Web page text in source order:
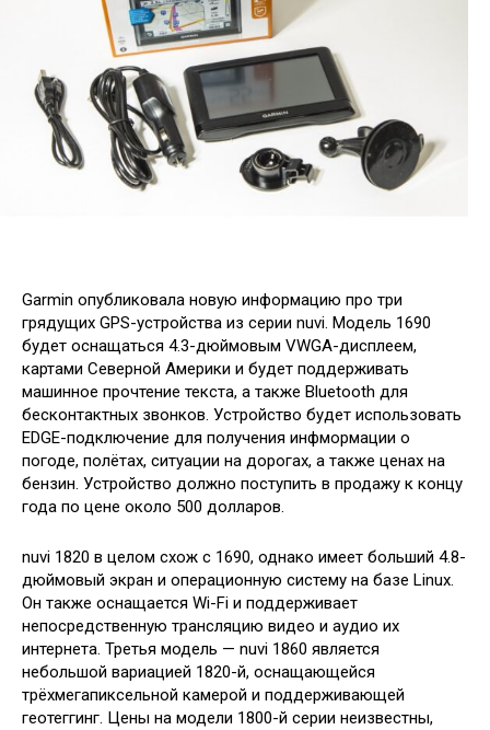
Garmin опубликовала новую информацию про три
грядущих GPS-устройства из серии nuvi. Модель 1690
будет оснащаться 4.3-дюймовым VWGA-дисплеем,
картами Северной Америки и будет поддерживать
машинное прочтение текста, а также Bluetooth для
бесконтактных звонков. Устройство будет использовать
EDGE-подключение для получения инфмормации о
погоде, полётах, ситуации на дорогах, а также ценах на
бензин. Устройство должно поступить в продажу к концу
года по цене около 500 долларов.
nuvi 1820 в целом схож с 1690, однако имеет больший 4.8-
дюймовый экран и операционную систему на базе Linux.
Он также оснащается Wi-Fi и поддерживает
непосредственную трансляцию видео и аудио их
интернета. Третья модель — nuvi 1860 является
небольшой вариацией 1820-й, оснащающейся
трёхмегапиксельной камерой и поддерживающей
геотеггинг. Цены на модели 1800-й серии неизвестны,